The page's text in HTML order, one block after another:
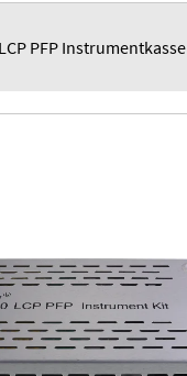
PFP Instrumentkasse